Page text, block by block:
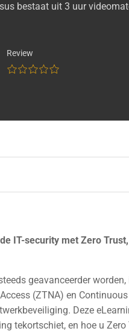
bestaat uit 3 uur
Review
IT-security met Zero
geavanceerder
(ZTNA) en
Deze
tekortschiet, en hoe u